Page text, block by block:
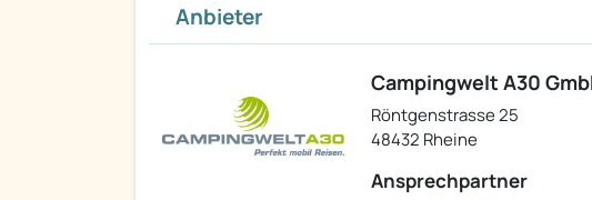
Anbieter
Campingwelt A30
Röntgenstrasse 25
48432 Rheine
Ansprechpartner